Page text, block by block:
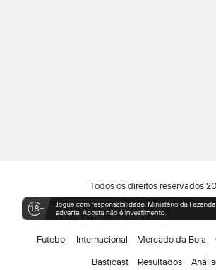
Todos os direitos reservados
Futebol Internacional Mercado da Bola
Basticast Resultados